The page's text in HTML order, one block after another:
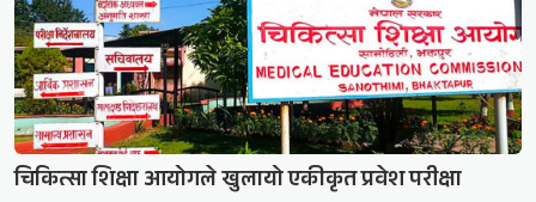
चिकित्सा शिक्षा आयोगले खुलायो एकीकृत प्रवेश परीक्षा